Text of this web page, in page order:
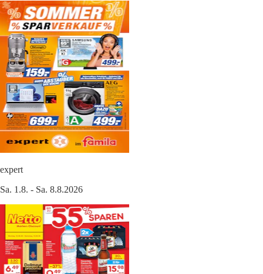
expert
Sa. 1.8. - Sa. 8.8.2026